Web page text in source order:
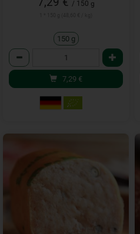
/ 150 g
150 g
Anzahl
7,29 €